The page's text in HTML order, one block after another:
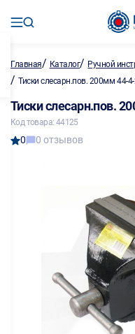
Главная/ Каталог/ Ручной
/ Тиски слесарн.пов. 200мм 44-
Тиски слесарн.пов.
Код товара: 44125
0 0 отзывов